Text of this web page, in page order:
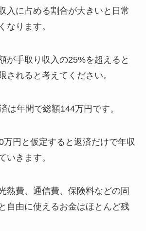
入に占める割合が大きいと日常
なります。
が手取り収入の25%を超えると
されると考えてください。
は年間で総額144万円です。
万円と仮定すると返済だけで年収
いきます。
熱費、通信費、保険料などの固
自由に使えるお金はほとんど残